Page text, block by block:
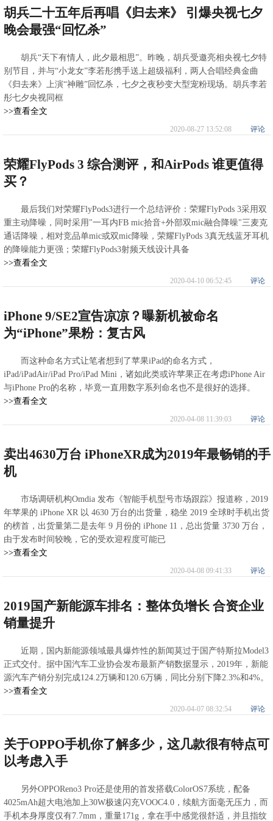
胡兵二十五年后再唱《归去来》 引爆央视七夕
晚会最强“回忆杀”
胡兵“天下有情人，此夕最相思”。昨晚，胡兵受邀亮相央视七夕特
别节目，并与“小龙女”李若彤携手送上超级福利，两人合唱经典金曲
《归去来》上演“神雕”回忆杀，七夕之夜秒变大型宠粉现场。胡兵李若
彤七夕央视同框
>>查看全文
2020-08-27 13:52:08 评论
荣耀FlyPods 3 综合测评，和AirPods 谁更值得
买？
最后我们对荣耀FlyPods3进行一个总结评价：荣耀FlyPods 3采用双
重主动降噪，同时采用"一耳内FB mic拾音+外部双mic融合降噪"三麦克
通话降噪，相对竞品单mic或双mic降噪，荣耀FlyPods 3真无线蓝牙耳机
的降噪能力更强；荣耀FlyPods3射频天线设计具备
>>查看全文
2020-04-10 06:52:45 评论
iPhone 9/SE2宣告凉凉？曝新机被命名
为“iPhone”果粉：复古风
而这种命名方式让笔者想到了苹果iPad的命名方式，
iPad/iPadAir/iPad Pro/iPad Mini，诸如此类或许苹果正在考虑iPhone Air
与iPhone Pro的名称，毕竟一直用数字系列命名也不是很好的选择。
>>查看全文
2020-04-08 11:39:03 评论
卖出4630万台 iPhoneXR成为2019年最畅销的手
机
市场调研机构Omdia 发布《智能手机型号市场跟踪》报道称，2019
年苹果的 iPhone XR 以 4630 万台的出货量，稳坐 2019 全球时手机出货
的榜首，出货量第二是去年 9 月份的 iPhone 11，总出货量 3730 万台，
由于发布时间较晚，它的受欢迎程度可能已
>>查看全文
2020-04-08 09:41:33 评论
2019国产新能源车排名：整体负增长 合资企业
销量提升
近期，国内新能源领域最具爆炸性的新闻莫过于国产特斯拉Model3
正式交付。据中国汽车工业协会发布最新产销数据显示，2019年，新能
源汽车产销分别完成124.2万辆和120.6万辆，同比分别下降2.3%和4%。
>>查看全文
2020-04-07 08:32:54 评论
关于OPPO手机你了解多少，这几款很有特点可
以考虑入手
另外OPPOReno3 Pro还是使用的首发搭载ColorOS7系统，配备
4025mAh超大电池加上30W极速闪充VOOC4.0，续航方面毫无压力，而
手机本身厚度仅有7.7mm，重量171g，拿在手中感觉很舒适，并且指纹